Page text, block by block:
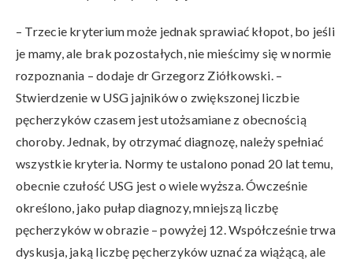
– Trzecie kryterium może jednak sprawiać kłopot, bo jeśli
je mamy, ale brak pozostałych, nie mieścimy się w normie
rozpoznania – dodaje dr Grzegorz Ziółkowski. –
Stwierdzenie w USG jajników o zwiększonej liczbie
pęcherzyków czasem jest utożsamiane z obecnością
choroby. Jednak, by otrzymać diagnozę, należy spełniać
wszystkie kryteria. Normy te ustalono ponad 20 lat temu,
obecnie czułość USG jest o wiele wyższa. Ówcześnie
określono, jako pułap diagnozy, mniejszą liczbę
pęcherzyków w obrazie – powyżej 12. Współcześnie trwa
dyskusja, jaką liczbę pęcherzyków uznać za wiążącą, ale